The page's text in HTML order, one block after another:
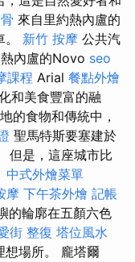
來自里約熱內盧的
新竹 按摩 公共汽
內盧的Novo seo
課程 Arial 餐點外燴
和美食豐富的融
的食物和傳統中，
聖馬特斯要塞建於
但是，這座城市比
中式外燴菜單
摩 下午茶外燴 記帳
的輪廓在五顏六色
街 整復 塔位風水
想場所。 龐塔爾